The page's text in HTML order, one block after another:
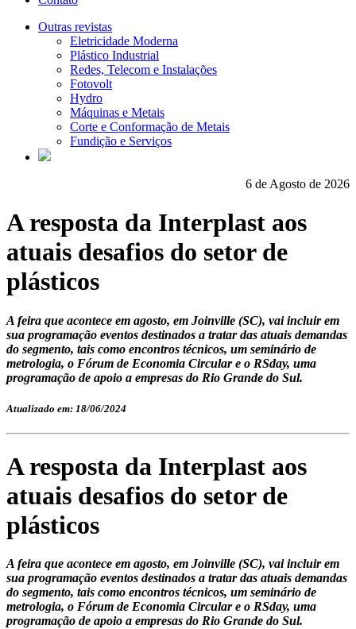
Outras revistas
Eletricidade Moderna
Plástico Industrial
Redes, Telecom e Instalações
Fotovolt
Hydro
Máquinas e Metais
Corte e Conformação de Metais
Fundição e Serviços
6 de Agosto de 2026
A resposta da Interplast aos
atuais desafios do setor de
plásticos
A feira que acontece em agosto, em Joinville (SC), vai incluir em
sua programação eventos destinados a tratar das atuais demandas
do segmento, tais como encontros técnicos, um seminário de
metrologia, o Fórum de Economia Circular e o RSday, uma
programação de apoio a empresas do Rio Grande do Sul.
Atualizado em: 18/06/2024
A resposta da Interplast aos
atuais desafios do setor de
plásticos
A feira que acontece em agosto, em Joinville (SC), vai incluir em
sua programação eventos destinados a tratar das atuais demandas
do segmento, tais como encontros técnicos, um seminário de
metrologia, o Fórum de Economia Circular e o RSday, uma
programação de apoio a empresas do Rio Grande do Sul.